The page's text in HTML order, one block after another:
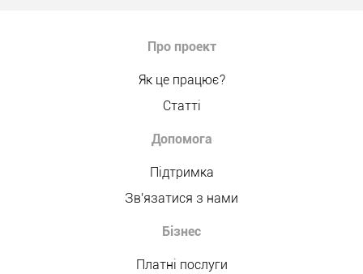
Про проект
Як це працює?
Статті
Допомога
Підтримка
Зв'язатися з нами
Бізнес
Платні послуги